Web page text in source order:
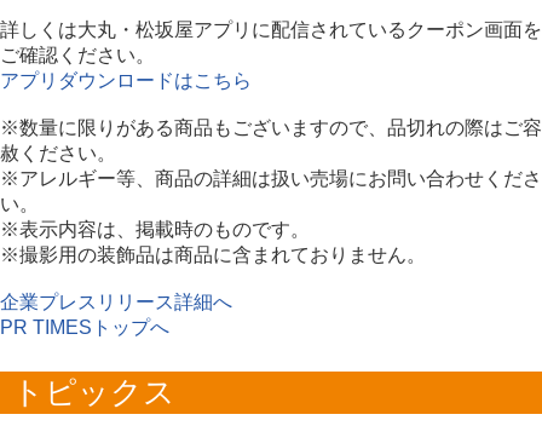
詳しくは大丸・松坂屋アプリに配信されているクーポン画面を
ご確認ください。
アプリダウンロードはこちら
※数量に限りがある商品もございますので、品切れの際はご容
赦ください。
※アレルギー等、商品の詳細は扱い売場にお問い合わせくださ
い。
※表示内容は、掲載時のものです。
※撮影用の装飾品は商品に含まれておりません。
企業プレスリリース詳細へ
PR TIMESトップへ
トピックス